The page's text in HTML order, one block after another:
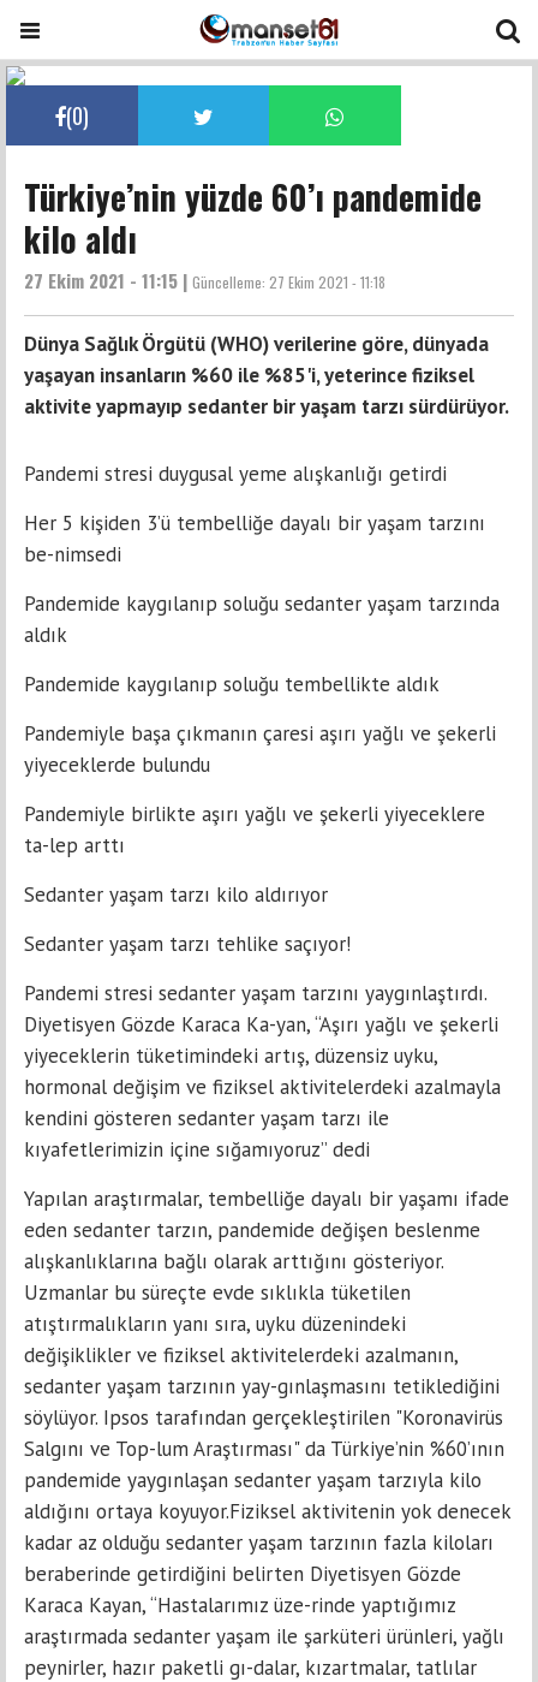
(0)
Türkiye’nin yüzde 60’ı pandemide
kilo aldı
27 Ekim 2021 - 11:15 | Güncelleme: 27 Ekim 2021 - 11:18
Dünya Sağlık Örgütü (WHO) verilerine göre, dünyada
yaşayan insanların %60 ile %85'i, yeterince fiziksel
aktivite yapmayıp sedanter bir yaşam tarzı sürdürüyor.
Pandemi stresi duygusal yeme alışkanlığı getirdi
Her 5 kişiden 3’ü tembelliğe dayalı bir yaşam tarzını
be-nimsedi
Pandemide kaygılanıp soluğu sedanter yaşam tarzında
aldık
Pandemide kaygılanıp soluğu tembellikte aldık
Pandemiyle başa çıkmanın çaresi aşırı yağlı ve şekerli
yiyeceklerde bulundu
Pandemiyle birlikte aşırı yağlı ve şekerli yiyeceklere
ta-lep arttı
Sedanter yaşam tarzı kilo aldırıyor
Sedanter yaşam tarzı tehlike saçıyor!
Pandemi stresi sedanter yaşam tarzını yaygınlaştırdı.
Diyetisyen Gözde Karaca Ka-yan, “Aşırı yağlı ve şekerli
yiyeceklerin tüketimindeki artış, düzensiz uyku,
hormonal değişim ve fiziksel aktivitelerdeki azalmayla
kendini gösteren sedanter yaşam tarzı ile
kıyafetlerimizin içine sığamıyoruz” dedi
Yapılan araştırmalar, tembelliğe dayalı bir yaşamı ifade
eden sedanter tarzın, pandemide değişen beslenme
alışkanlıklarına bağlı olarak arttığını gösteriyor.
Uzmanlar bu süreçte evde sıklıkla tüketilen
atıştırmalıkların yanı sıra, uyku düzenindeki
değişiklikler ve fiziksel aktivitelerdeki azalmanın,
sedanter yaşam tarzının yay-gınlaşmasını tetiklediğini
söylüyor. Ipsos tarafından gerçekleştirilen "Koronavirüs
Salgını ve Top-lum Araştırması" da Türkiye’nin %60’ının
pandemide yaygınlaşan sedanter yaşam tarzıyla kilo
aldığını ortaya koyuyor.Fiziksel aktivitenin yok denecek
kadar az olduğu sedanter yaşam tarzının fazla kiloları
beraberinde getirdiğini belirten Diyetisyen Gözde
Karaca Kayan, “Hastalarımız üze-rinde yaptığımız
araştırmada sedanter yaşam ile şarküteri ürünleri, yağlı
peynirler, hazır paketli gı-dalar, kızartmalar, tatlılar